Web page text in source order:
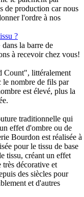
de production car nous
l'ordre à nos
?
la barre de
à recevoir chez vous!
Count", littéralement
nombre de fils par
est élevé, plus la
traditionnelle qui
effet d'ombre ou de
Bourdon est réalisée à
pour le tissu de base
tissu, créant un effet
décorative et
des siècles pour
et d'autres